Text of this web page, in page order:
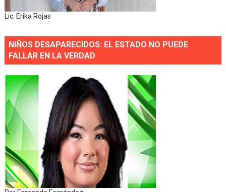
Lic. Erika Rojas
NIÑOS DESAPARECIDOS: EL ESTADO NO PUEDE
FALLAR EN LA VERDAD